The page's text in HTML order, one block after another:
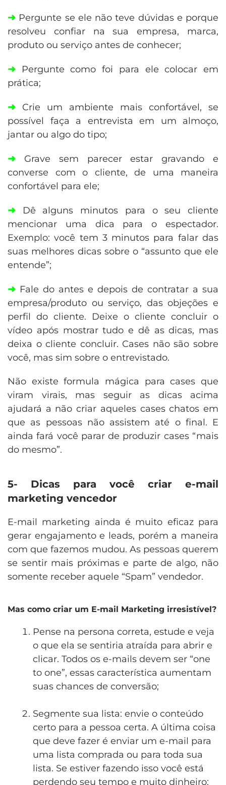
➜ Pergunte se ele não teve dúvidas e porque
resolveu confiar na sua empresa, marca,
produto ou serviço antes de conhecer;
➜ Pergunte como foi para ele colocar em
prática;
➜ Crie um ambiente mais confortável, se
possível faça a entrevista em um almoço,
jantar ou algo do tipo;
➜
Grave sem parecer estar gravando e
converse com o cliente, de uma maneira
confortável para ele;
➜ Dê alguns minutos para o seu cliente
mencionar uma dica para o espectador.
Exemplo: você tem 3 minutos para falar das
suas melhores dicas sobre o “assunto que ele
entende”;
➜ Fale do antes e depois de contratar a sua
empresa/produto ou serviço, das objeções e
perfil do cliente. Deixe o cliente concluir o
vídeo após mostrar tudo e dê as dicas, mas
deixa o cliente concluir. Cases não são sobre
você, mas sim sobre o entrevistado.
Não existe formula mágica para cases que
viram virais, mas seguir as dicas acima
ajudará a não criar aqueles cases chatos em
que as pessoas não assistem até o final. E
ainda fará você parar de produzir cases “mais
do mesmo”.
5- Dicas para você criar e-mail
marketing vencedor
E-mail marketing ainda é muito eficaz para
gerar engajamento e leads, porém a maneira
com que fazemos mudou. As pessoas querem
se sentir mais próximas e parte de algo, não
somente receber aquele “Spam” vendedor.
Mas como criar um E-mail Marketing irresistível?
Pense na persona correta, estude e veja
o que ela se sentiria atraída para abrir e
clicar. Todos os e-mails devem ser “one
to one”, essas característica aumentam
suas chances de conversão;
Segmente sua lista: envie o conteúdo
certo para a pessoa certa. A última coisa
que deve fazer é enviar um e-mail para
uma lista comprada ou para toda sua
lista. Se estiver fazendo isso você está
perdendo seu tempo e muito dinheiro;